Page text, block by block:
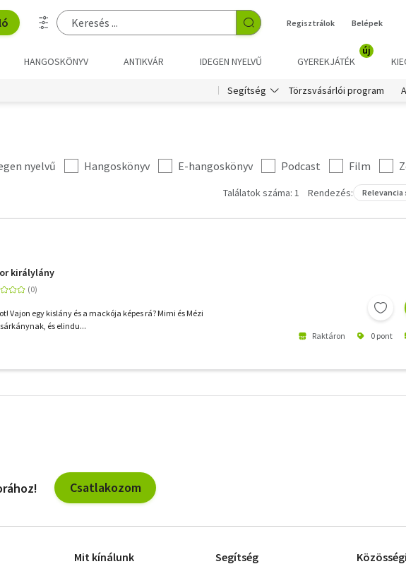
Regisztrálok Belépek
HANGOSKÖNYV ANTIKVÁR IDEGEN NYELVŰ GYEREKJÁTÉK
új
Segítség Törzsvásárlói program
nyelvű Hangoskönyv E-hangoskönyv Podcast Film
Találatok száma: 1 Rendezés:
királylány
Vajon egy kislány és a mackója képes rá? Mimi és Mézi
és elindu...
Raktáron 0 pont
szűrők
Csatlakozom
Mit kínálunk Segítség